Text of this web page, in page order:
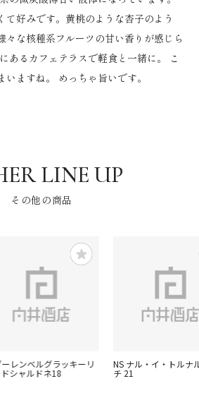
て好みです。黄桃のような杏子のよう
々な核種系フルーツの甘い香りが感じら
あるカフェテラスで軽食と一緒に。 こ
ますね。 めっちゃ旨いです。
その他の商品
ーレンベルグラッキーリ
シャルドネ18
NS ナル・イ・トルナ
チ 21